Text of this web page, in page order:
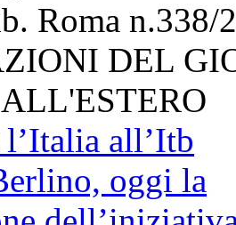
Roma n.338/
DEL